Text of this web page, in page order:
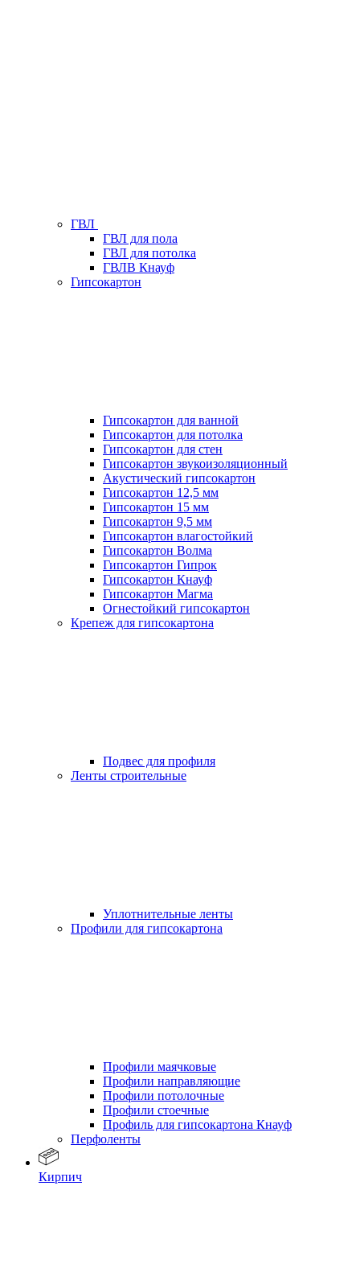
ГВЛ
ГВЛ для пола
ГВЛ для потолка
ГВЛВ Кнауф
Гипсокартон
Гипсокартон для ванной
Гипсокартон для потолка
Гипсокартон для стен
Гипсокартон звукоизоляционный
Акустический гипсокартон
Гипсокартон 12,5 мм
Гипсокартон 15 мм
Гипсокартон 9,5 мм
Гипсокартон влагостойкий
Гипсокартон Волма
Гипсокартон Гипрок
Гипсокартон Кнауф
Гипсокартон Магма
Огнестойкий гипсокартон
Крепеж для гипсокартона
Подвес для профиля
Ленты строительные
Уплотнительные ленты
Профили для гипсокартона
Профили маячковые
Профили направляющие
Профили потолочные
Профили стоечные
Профиль для гипсокартона Кнауф
Перфоленты
Кирпич